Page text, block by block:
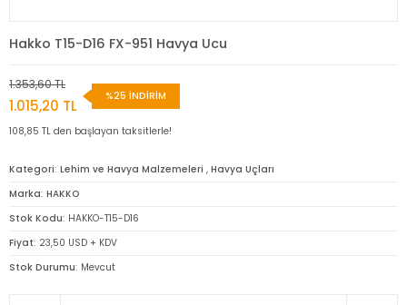
Hakko T15-D16 FX-951 Havya Ucu
1.353,60 TL
1.015,20 TL
%25 İNDİRİM
108,85 TL den başlayan taksitlerle!
Kategori Lehim ve Havya Malzemeleri , Havya Uçları
Marka HAKKO
Stok Kodu HAKKO-T15-D16
Fiyat 23,50 USD + KDV
Stok Durumu Mevcut